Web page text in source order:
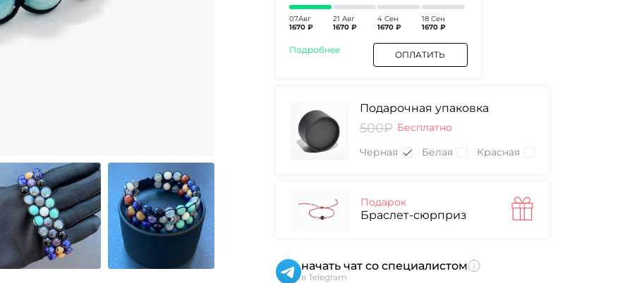
07Авг
1670 ₽
21 Авг
1670 ₽
4 Сен
1670 ₽
18 Сен
1670 ₽
Подробнее ОПЛАТИТЬ
Подарочная упаковка
500₽ Бесплатно
Черная
Белая Красная
Подарок
Браслет-сюрприз
начать чат со специалистом
в Telegram